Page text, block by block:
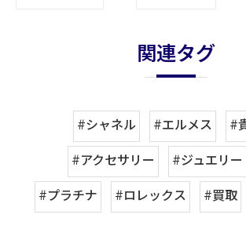
関連タグ
#シャネル #エルメス
#
#アクセサリー
#ジュエリー
#プラチナ
#ロレックス #買取